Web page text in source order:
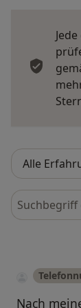
Nach